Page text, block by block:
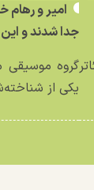
امیر و رهام
جدا شدند و
گروه موسیقی
یکی از